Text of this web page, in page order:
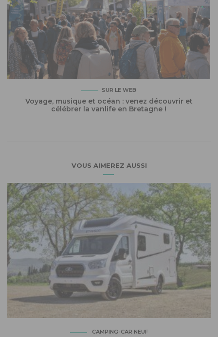
SUR LE WEB
Voyage, musique et océan : venez découvrir et
célébrer la vanlife en Bretagne !
VOUS AIMEREZ AUSSI
CAMPING-CAR NEUF